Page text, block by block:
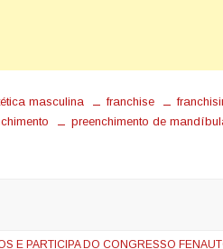
masculina franchise
preenchimento de
E PARTICIPA DO CONGRESSO